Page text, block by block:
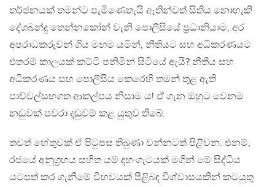
තර්ජනයක් තමන්ට පැමිණෙතැයි ඈතින්වත් සිතිය නොහැකි
දේශබන්දු තෙන්නකෝන් වැනි පොලීසියේ ප්‍රධානියාම, අර
අපරාධකරුවන් ගිය මඟම යමින්, නීතියට සහ අධිකරණයට
එතරම් කාලයක් කට්ටි පනිමින් සිටියේ ඇයි? නීතිය සහ
අධිකරණය සහ පොලීසිය කෙරෙහි තමන් තුළ ඇති
පාච්චල්සහගත ආකල්පය නිසාම ය! ඒ ගැන ඔහුට වෙනම
නඩුවක් පවරා දඬුවම් කළ යුතුව තිබේ.
තවත් හේතුවක් ඒ පිටුපස තිබුණා වන්නටත් පිළිවන. එනම්,
රජයේ අනුග්‍රහය සහිත යම් දහංගැටයක් මගින් මේ සිද්ධිය
යටපත් කර ගැනීමේ විභවයක් පිළිබඳ විශ්වාසයකින් කටයුතු